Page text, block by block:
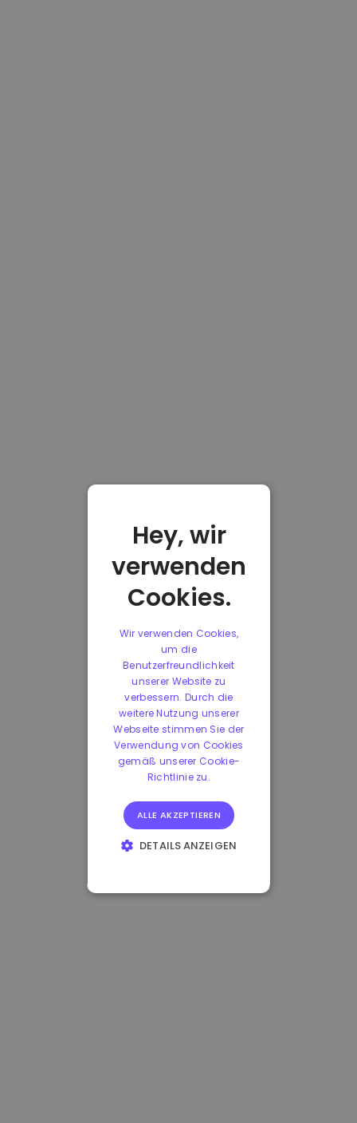
Hey, wir
verwenden
Cookies.
Wir verwenden Cookies,
um die
Benutzerfreundlichkeit
unserer Website zu
verbessern. Durch die
weitere Nutzung unserer
Webseite stimmen Sie der
Verwendung von Cookies
gemäß unserer Cookie-
Richtlinie zu.
ALLE AKZEPTIEREN
DETAILS ANZEIGEN